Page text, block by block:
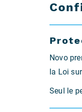
Novo
la Loi
Seul le